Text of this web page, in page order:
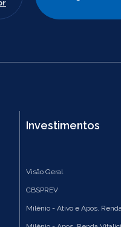
Investimentos
Visão Geral
CBSPREV
Milênio - Ativo e Apos.